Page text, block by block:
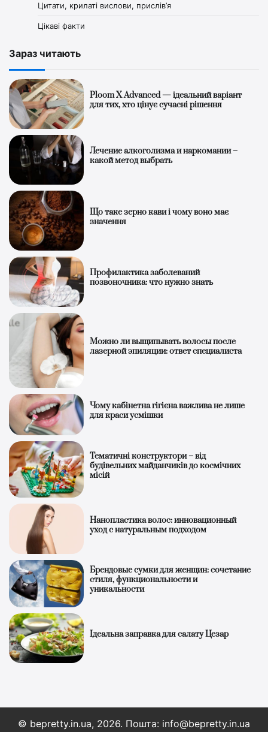
Цитати, крилаті вислови, прислів’я
Цікаві факти
Зараз читають
Ploom X Advanced — ідеальний варіант
для тих, хто цінує сучасні рішення
Лечение алкоголизма и наркомании –
какой метод выбрать
Що таке зерно кави і чому воно має
значення
Профилактика заболеваний
позвоночника: что нужно знать
Можно ли выщипывать волосы после
лазерной эпиляции: ответ специалиста
Чому кабінетна гігієна важлива не лише
для краси усмішки
Тематичні конструктори – від
будівельних майданчиків до космічних
місій
Нанопластика волос: инновационный
уход с натуральным подходом
Брендовые сумки для женщин: сочетание
стиля, функциональности и
уникальности
Ідеальна заправка для салату Цезар
© bepretty.in.ua, 2026. Пошта: info@bepretty.in.ua